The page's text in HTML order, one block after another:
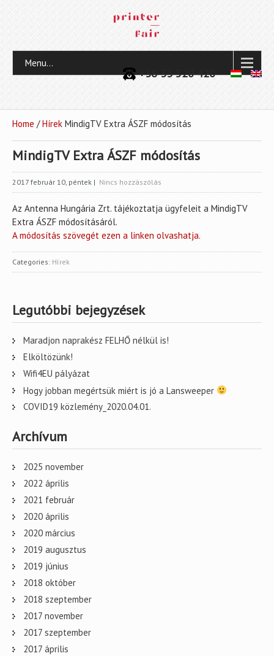
+36 33 520 420
Menu...
Home /Hírek MindigTV Extra ÁSZF módosítás
MindigTV Extra ÁSZF módosítás
2017 február 10, péntek | Nincs hozzászólás
Az Antenna Hungária Zrt. tájékoztatja ügyfeleit a MindigTV
Extra ÁSZF módosításáról.
A módosítás szövegét ezen a linken olvashatja.
Categories: Hírek
Legutóbbi bejegyzések
Maradjon naprakész FELHŐ nélkül is!
Elköltözünk!
Wifi4EU pályázat
Hogy jobban megértsük miért is jó a Lansweeper
COVID19 közlemény_2020.04.01.
Archívum
2025 november
2022 április
2021 február
2020 április
2020 március
2019 augusztus
2019 június
2018 október
2018 szeptember
2017 november
2017 szeptember
2017 április